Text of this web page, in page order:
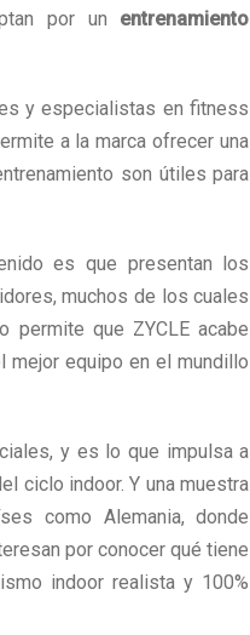
por un entrenamiento
y especialistas en fitness
a la marca ofrecer una
son útiles para
es que presentan los
muchos de los cuales
permite que ZYCLE acabe
mejor equipo en el mundillo
y es lo que impulsa a
ciclo indoor. Y una muestra
como Alemania, donde
por conocer qué tiene
indoor realista y 100%